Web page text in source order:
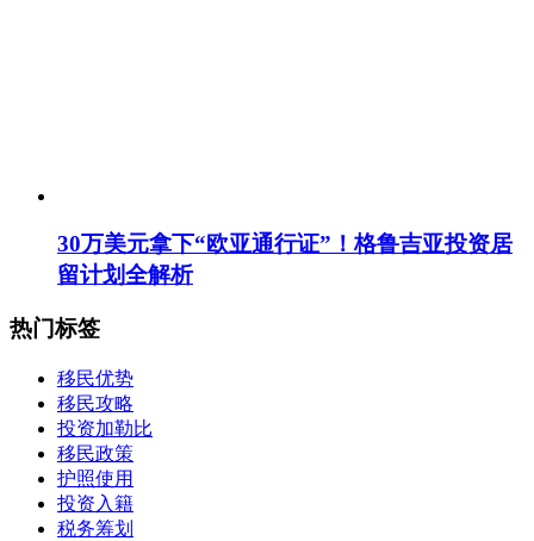
30万美元拿下“欧亚通行证”！格鲁吉亚投资居
留计划全解析
热门标签
移民优势
移民攻略
投资加勒比
移民政策
护照使用
投资入籍
税务筹划